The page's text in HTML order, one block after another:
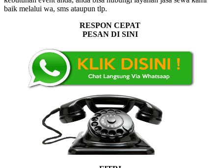
baik melalui wa, sms ataupun tlp.
RESPON CEPAT
PESAN DI SINI